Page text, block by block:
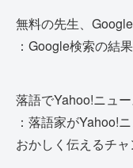
無料の先生、
：Google検索の結果
落語でYahoo!ニュ
：落語家がYahoo!
おかしく伝えるチャ